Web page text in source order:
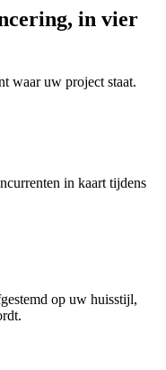
in vier
waar uw project staat.
in kaart tijdens
op uw huisstijl,